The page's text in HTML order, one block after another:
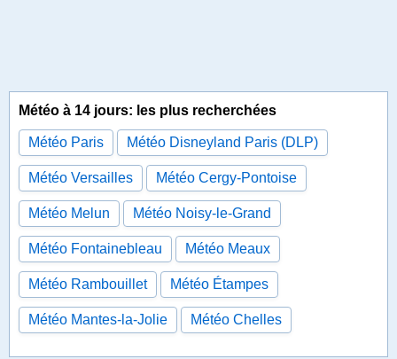
Météo à 14 jours: les plus recherchées
Météo Paris Météo Disneyland Paris (DLP)
Météo Versailles Météo Cergy-Pontoise
Météo Melun Météo Noisy-le-Grand
Météo Fontainebleau Météo Meaux
Météo Rambouillet Météo Étampes
Météo Mantes-la-Jolie Météo Chelles